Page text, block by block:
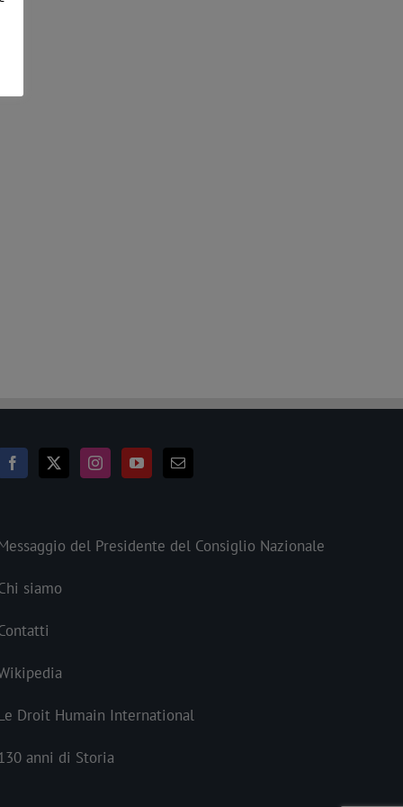
del Presidente del Consiglio Nazionale
siamo
Droit Humain International
anni di Storia